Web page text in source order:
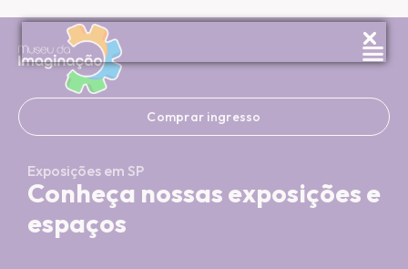
Comprar ingresso
Exposições em SP
Conheça nossas exposições e
espaços